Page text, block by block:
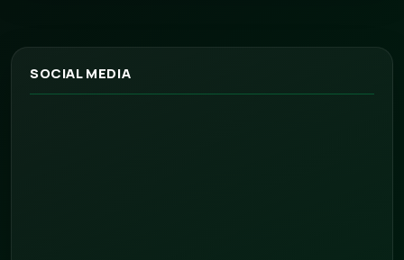
SOCIAL MEDIA